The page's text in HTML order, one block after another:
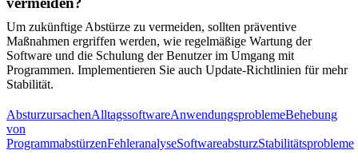
Um zukünftige Abstürze zu vermeiden, sollten präventive
Maßnahmen ergriffen werden, wie regelmäßige Wartung der
Software und die Schulung der Benutzer im Umgang mit
Programmen. Implementieren Sie auch Update-Richtlinien für mehr
Stabilität.
AbsturzursachenAlltagssoftwareAnwendungsproblemeBehebung
von
ProgrammabstürzenFehleranalyseSoftwareabsturzStabilitätsprobleme